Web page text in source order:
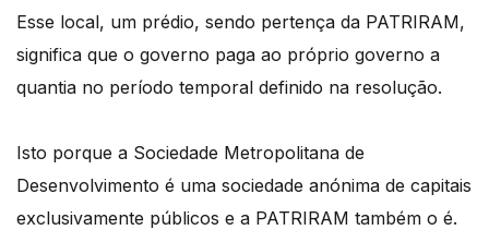
Esse local, um prédio, sendo pertença da PATRIRAM,
significa que o governo paga ao próprio governo a
quantia no período temporal definido na resolução.
Isto porque a Sociedade Metropolitana de
Desenvolvimento é uma sociedade anónima de capitais
exclusivamente públicos e a PATRIRAM também o é.